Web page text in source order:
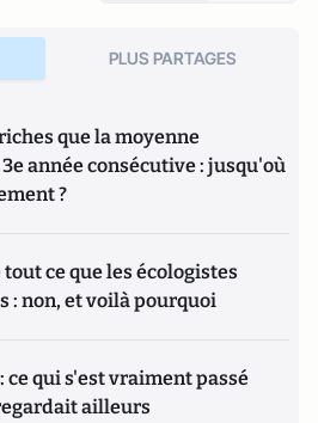
de la monnaie, l’histoire du
de masse au XXème siècle
internationales et des conflits
PLUS PARTAGES
que la moyenne
année consécutive : jusqu'où
?
ce que les écologistes
: non, et voilà pourquoi
ce qui s'est vraiment passé
ailleurs